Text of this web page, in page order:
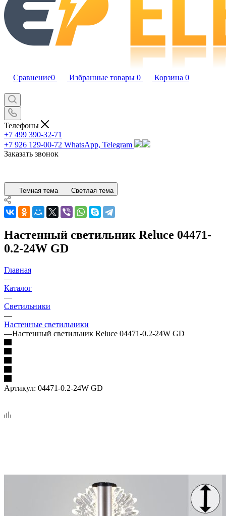
Сравнение0 Избранные товары 0 Корзина 0
Телефоны
+7 499 390-32-71
+7 926 129-00-72 WhatsApp, Telegram
Заказать звонок
Темная тема Светлая тема
Настенный светильник Reluce 04471-
0.2-24W GD
Главная
—
Каталог
—
Светильники
—
Настенные светильники
—Настенный светильник Reluce 04471-0.2-24W GD
Артикул: 04471-0.2-24W GD